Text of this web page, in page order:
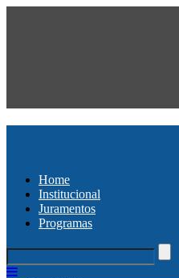
Home
Institucional
Juramentos
Programas